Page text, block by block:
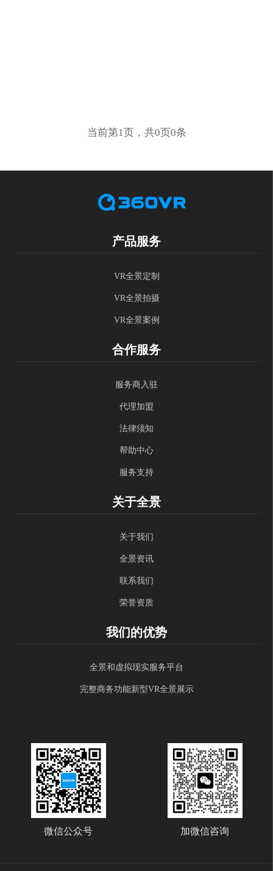
当前第1页，共0页0条
产品服务
VR全景定制
VR全景拍摄
VR全景案例
合作服务
服务商入驻
代理加盟
法律须知
帮助中心
服务支持
关于全景
关于我们
全景资讯
联系我们
荣誉资质
我们的优势
全景和虚拟现实服务平台
完整商务功能新型VR全景展示
微信公众号 加微信咨询